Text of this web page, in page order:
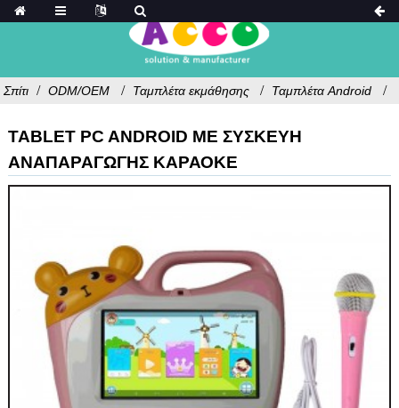
Σπίτι ODM/OEM Ταμπλέτα εκμάθησης Ταμπλέτα Android
TABLET PC ANDROID ΜΕ ΣΥΣΚΕΥΉ
ΑΝΑΠΑΡΑΓΩΓΉΣ ΚΑΡΑΌΚΕ